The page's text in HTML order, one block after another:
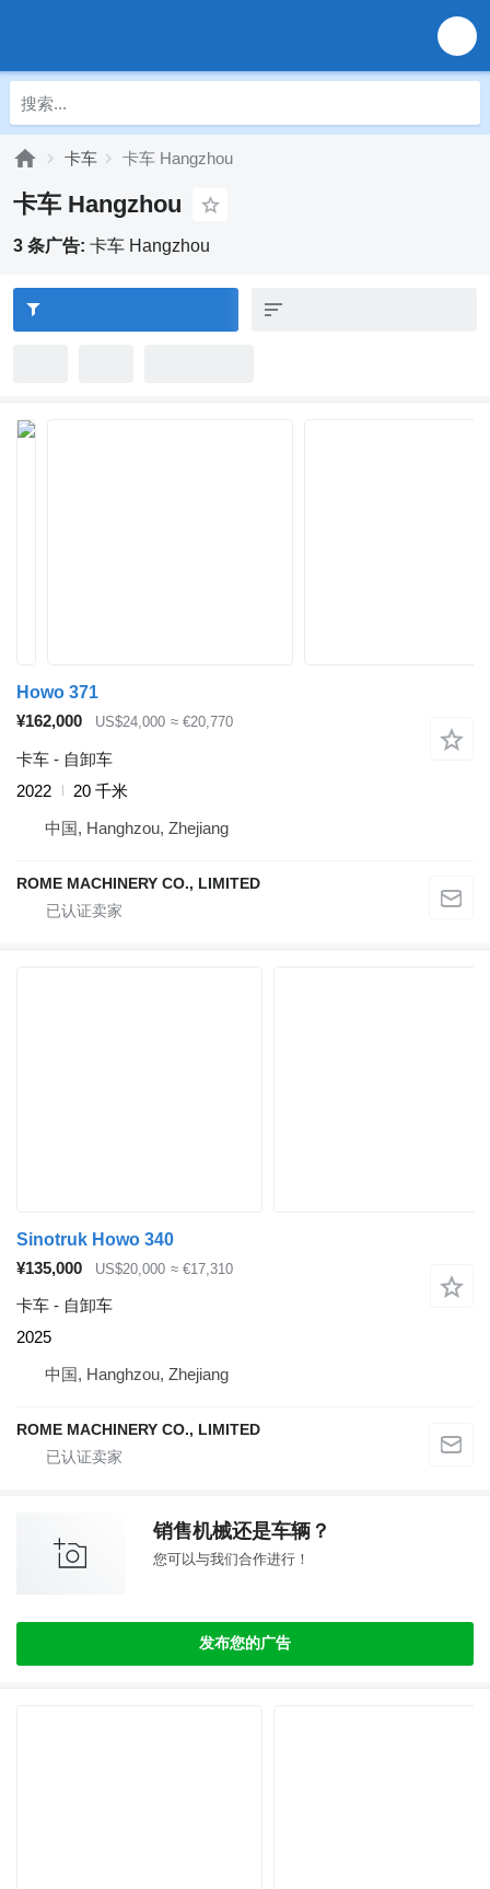
卡车 卡车 Hangzhou
卡车 Hangzhou
3 条广告: 卡车 Hangzhou
Howo 371
¥162,000
US$24,000 ≈ €20,770
卡车 - 自卸车
2022
20 千米
中国, Hanghzou, Zhejiang
ROME MACHINERY CO., LIMITED
Sinotruk Howo 340
¥135,000
US$20,000 ≈ €17,310
卡车 - 自卸车
2025
中国, Hanghzou, Zhejiang
ROME MACHINERY CO., LIMITED
销售机械还是车辆？
您可以与我们合作进行！
发布您的广告